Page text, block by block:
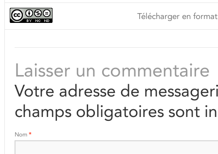
Télécharger en
Laisser un commentaire
Votre adresse de
champs obligatoires sont
Nom *